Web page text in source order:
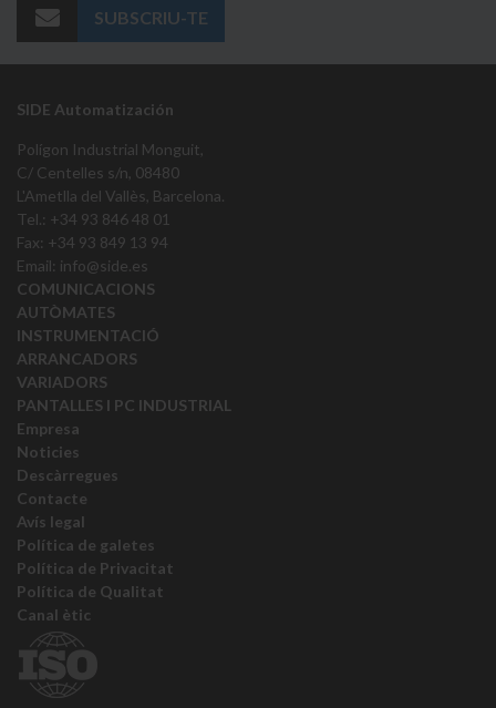
SUBSCRIU-TE
SIDE Automatización
Polígon Industrial Monguit,
C/ Centelles s/n, 08480
L'Ametlla del Vallès, Barcelona.
Tel.: +34 93 846 48 01
Fax: +34 93 849 13 94
Email: info@side.es
COMUNICACIONS
AUTÒMATES
INSTRUMENTACIÓ
ARRANCADORS
VARIADORS
PANTALLES I PC INDUSTRIAL
Empresa
Noticies
Descàrregues
Contacte
Avís legal
Política de galetes
Política de Privacitat
Política de Qualitat
Canal ètic